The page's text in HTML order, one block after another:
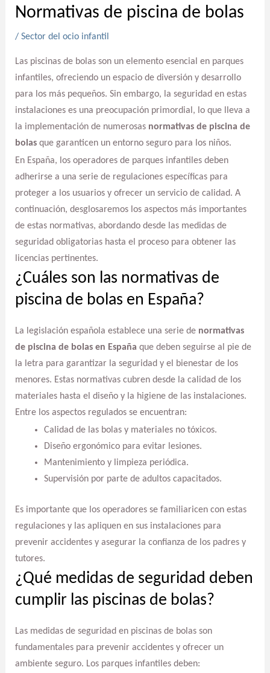
Normativas de piscina de bolas
/ Sector del ocio infantil
Las piscinas de bolas son un elemento esencial en parques
infantiles, ofreciendo un espacio de diversión y desarrollo
para los más pequeños. Sin embargo, la seguridad en estas
instalaciones es una preocupación primordial, lo que lleva a
la implementación de numerosas normativas de piscina de
bolasque garanticen un entorno seguro para los niños.
En España, los operadores de parques infantiles deben
adherirse a una serie de regulaciones específicas para
proteger a los usuarios y ofrecer un servicio de calidad. A
continuación, desglosaremos los aspectos más importantes
de estas normativas, abordando desde las medidas de
seguridad obligatorias hasta el proceso para obtener las
licencias pertinentes.
¿Cuáles son las normativas de
piscina de bolas en España?
La legislación española establece una serie de normativas
de piscina de bolas en España que deben seguirse al pie de
la letra para garantizar la seguridad y el bienestar de los
menores. Estas normativas cubren desde la calidad de los
materiales hasta el diseño y la higiene de las instalaciones.
Entre los aspectos regulados se encuentran:
Calidad de las bolas y materiales no tóxicos.
Diseño ergonómico para evitar lesiones.
Mantenimiento y limpieza periódica.
Supervisión por parte de adultos capacitados.
Es importante que los operadores se familiaricen con estas
regulaciones y las apliquen en sus instalaciones para
prevenir accidentes y asegurar la confianza de los padres y
tutores.
¿Qué medidas de seguridad deben
cumplir las piscinas de bolas?
Las medidas de seguridad en piscinas de bolas son
fundamentales para prevenir accidentes y ofrecer un
ambiente seguro. Los parques infantiles deben: